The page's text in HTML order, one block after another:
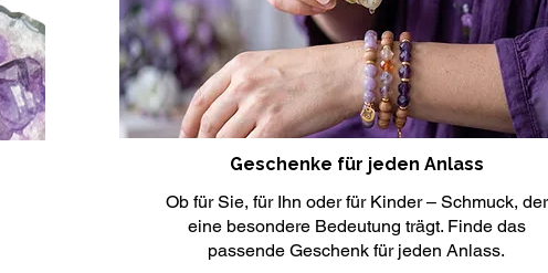
Geschenke für jeden Anlass
Ob für Sie, für Ihn oder für Kinder – Schmuck, der
eine besondere Bedeutung trägt. Finde das
passende Geschenk für jeden Anlass.